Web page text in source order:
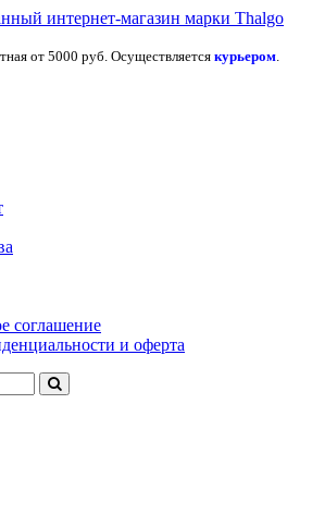
от 5000 руб. Осуществляется курьером.
соглашение
и оферта